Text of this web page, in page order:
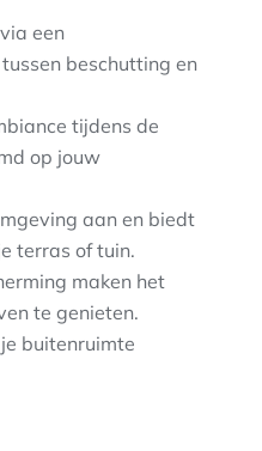
een
beschutting en
tijdens de
op jouw
aan en biedt
terras of tuin.
maken het
te genieten.
buitenruimte